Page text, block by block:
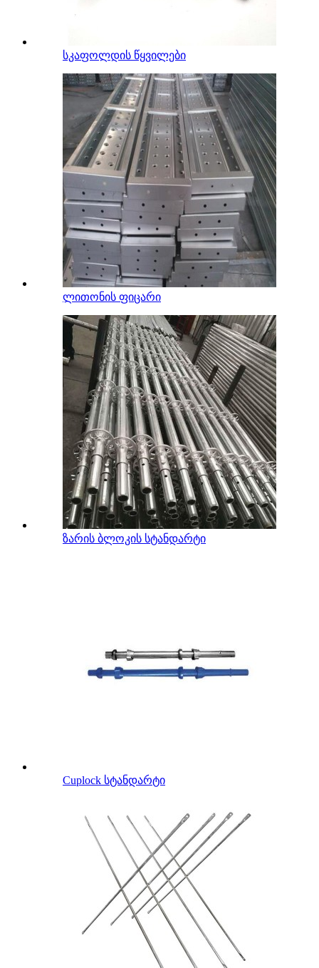
სკაფოლდის წყვილები
ლითონის ფიცარი
ზარის ბლოკის სტანდარტი
Cuplock სტანდარტი